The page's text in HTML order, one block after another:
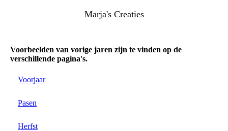
Marja's Creaties
Voorbeelden van vorige jaren zijn te vinden op de
verschillende pagina's.
Voorjaar
Pasen
Herfst